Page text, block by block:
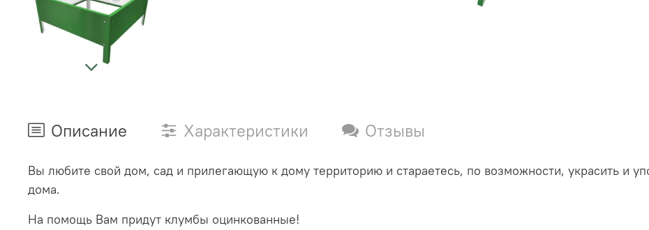
Описание Характеристики Отзывы
Вы любите свой дом, сад и прилегающую к дому территорию и стараетесь, по возможности, украсить и
дома.
На помощь Вам придут клумбы оцинкованные!